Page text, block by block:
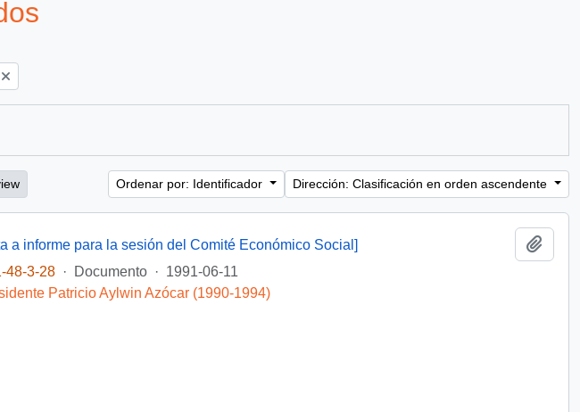
Ordenar por: Identificador Dirección: Clasificación en orden ascendente
a informe para la sesión del Comité Económico Social]
48-3-28
· Documento · 1991-06-11
Patricio Aylwin Azócar (1990-1994)